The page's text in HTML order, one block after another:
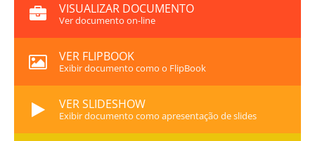
VISUALIZAR DOCUMENTO
Ver documento on-line
VER FLIPBOOK
Exibir documento como o FlipBook
VER SLIDESHOW
Exibir documento como apresentação de slides